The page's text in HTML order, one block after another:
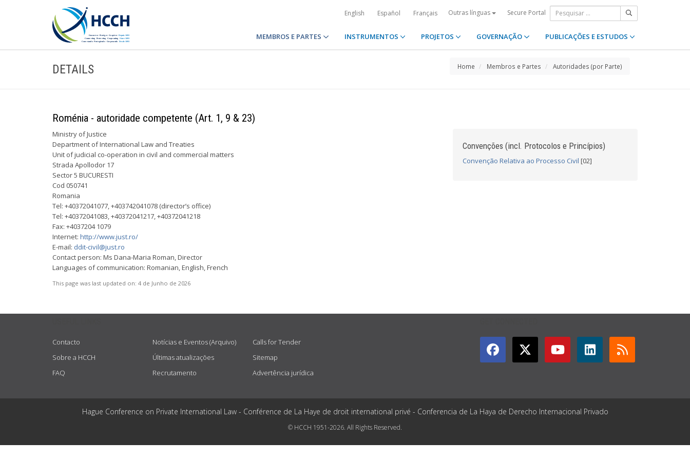
English Español Français Outras línguas Secure Portal
MEMBROS E PARTES INSTRUMENTOS PROJETOS GOVERNAÇÃO PUBLICAÇÕES E ESTUDOS
DETAILS Home Membros e Partes Autoridades (por Parte)
Roménia - autoridade competente (Art. 1, 9 & 23)
Ministry of Justice
Department of International Law and Treaties
Unit of judicial co-operation in civil and commercial matters
Strada Apollodor 17
Sector 5 BUCURESTI
Cod 050741
Romania
Tel: +40372041077, +403742041078 (director’s office)
Tel: +40372041083, +40372041217, +40372041218
Fax: +4037204 1079
Internet: http://www.just.ro/
E-mail: ddit-civil@just.ro
Contact person: Ms Dana-Maria Roman, Director
Languages of communication: Romanian, English, French
This page was last updated on: 4 de Junho de 2026
Convenções (incl. Protocolos e Princípios)
Convenção Relativa ao Processo Civil [02]
Contacto
Sobre a HCCH
FAQ
Notícias e Eventos (Arquivo)
Últimas atualizações
Recrutamento
Calls for Tender
Sitemap
Advertência jurídica
Hague Conference on Private International Law - Conférence de La Haye de droit international privé - Conferencia de La Haya de Derecho Internacional Privado
© HCCH 1951-2026. All Rights Reserved.